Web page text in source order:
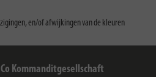
en/of afwijkingen van de kleuren
Kommanditgesellschaft